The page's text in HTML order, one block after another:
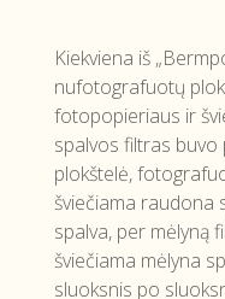
Kiekviena iš
nufotografuotų
fotopopieriaus ir
spalvos filtras
plokštelė,
šviečiama raudona
spalva, per mėlyną
šviečiama mėlyna
sluoksnis po